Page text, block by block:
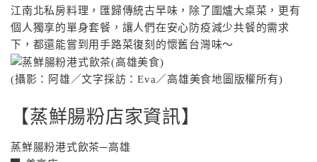
江南北私房料理，匯歸傳統古早味，除了圍爐大桌菜，更有
個人獨享的單身套餐，讓人們在安心防疫減少共餐的需求
下，都還能嘗到用手路菜復刻的懷舊台灣味〜
(攝影：阿雄／文字採訪：Eva／高雄美食地圖版權所有)
【蒸鮮腸粉店家資訊】
蒸鮮腸粉港式飲茶─高雄